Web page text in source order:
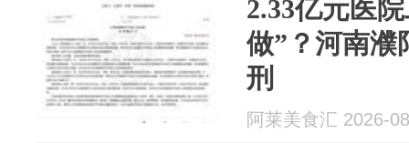
2.33亿元医
做”？河南濮
刑
阿莱美食汇 2026-